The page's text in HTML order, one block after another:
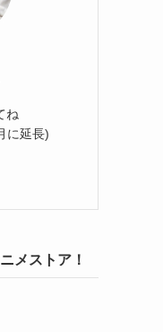
ね
に延長)
メストア！